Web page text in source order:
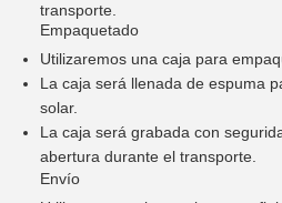
transporte.
Empaquetado
Utilizaremos una caja para
La caja será llenada de espuma
solar.
La caja será grabada con
abertura durante el transporte.
Envío